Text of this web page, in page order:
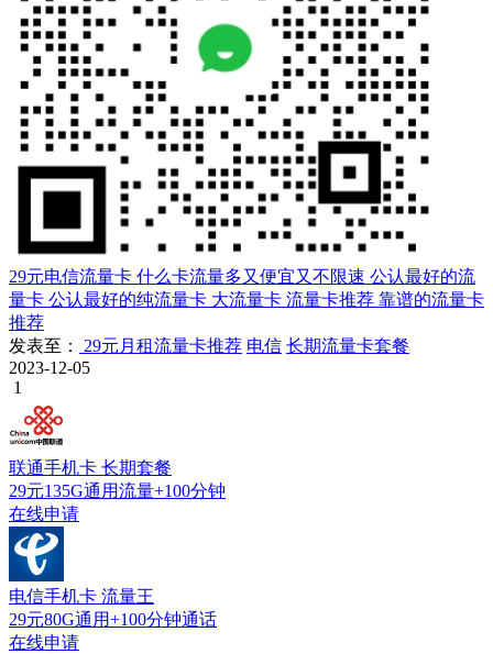
29元电信流量卡 什么卡流量多又便宜又不限速 公认最好的流
量卡 公认最好的纯流量卡 大流量卡 流量卡推荐 靠谱的流量卡
推荐
发表至：
29元月租流量卡推荐 电信 长期流量卡套餐
2023-12-05
1
联通手机卡 长期套餐
29元135G通用流量+100分钟
在线申请
电信手机卡 流量王
29元80G通用+100分钟通话
在线申请